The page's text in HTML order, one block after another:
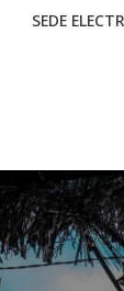
SEDE